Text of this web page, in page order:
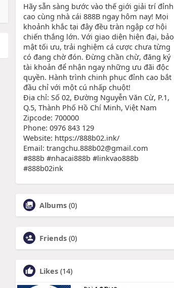
Hãy sẵn sàng bước vào thế giới giải trí đỉnh
cao cùng nhà cái 888B ngay hôm nay! Mọi
khoảnh khắc tại đây đều tràn ngập cơ hội
chiến thắng lớn. Với giao diện hiện đại, bảo
mật tối ưu, trải nghiệm cá cược chưa từng
có đang chờ đón. Đừng chần chừ, đăng ký
tài khoản để nhận ngay những ưu đãi độc
quyền. Hành trình chinh phục đỉnh cao bắt
đầu chỉ với một cú nhấp chuột!
Địa chỉ: Số 02, Đường Nguyễn Văn Cừ, P.1,
Q.5, Thành Phố Hồ Chí Minh, Việt Nam
Zipcode: 700000
Phone: 0976 843 129
Website: https://888b02.ink/
Email: trangchu.888b02@gmail.com
#888b #nhacai888b #linkvao888b
#888b02ink
Albums (0)
Friends (0)
Likes (14)